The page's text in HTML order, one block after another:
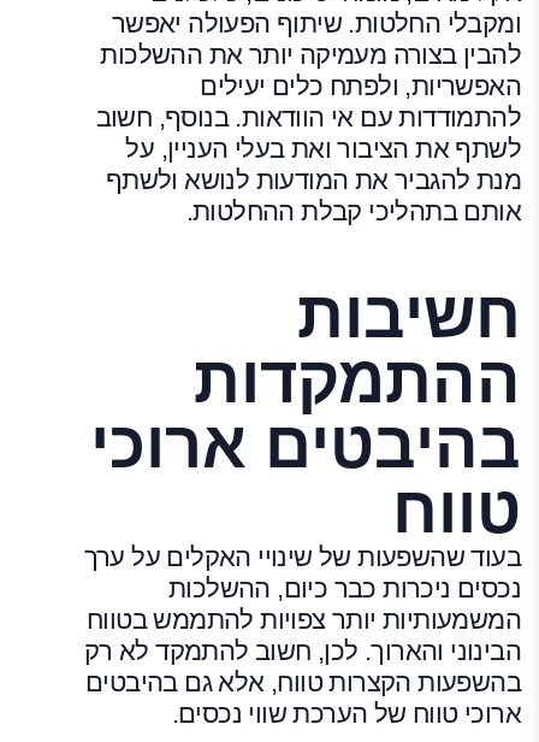
ומקבלי החלטות. שיתוף הפעולה יאפשר
להבין בצורה מעמיקה יותר את ההשלכות
האפשריות, ולפתח כלים יעילים
להתמודדות עם אי הוודאות. בנוסף, חשוב
לשתף את הציבור ואת בעלי העניין, על
מנת להגביר את המודעות לנושא ולשתף
אותם בתהליכי קבלת ההחלטות.
חשיבות
ההתמקדות
בהיבטים ארוכי
טווח
בעוד שהשפעות של שינויי האקלים על ערך
נכסים ניכרות כבר כיום, ההשלכות
המשמעותיות יותר צפויות להתממש בטווח
הבינוני והארוך. לכן, חשוב להתמקד לא רק
בהשפעות הקצרות טווח, אלא גם בהיבטים
ארוכי טווח של הערכת שווי נכסים.